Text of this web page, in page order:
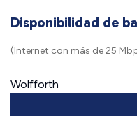
Disponibilidad de
(Internet con más de 25
Wolfforth